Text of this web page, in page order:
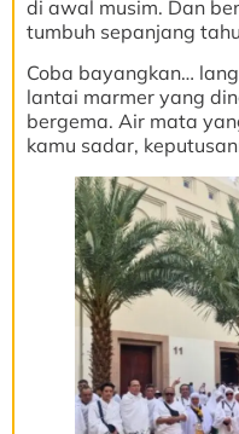
di awal musim. Dan
tumbuh sepanjang
Coba bayangkan…
lantai marmer yang
bergema. Air mata
kamu sadar,